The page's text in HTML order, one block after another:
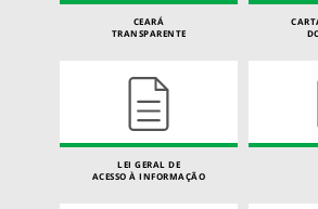
CEARÁ
TRANSPARENTE
LEI GERAL DE
ACESSO À INFORMAÇÃO